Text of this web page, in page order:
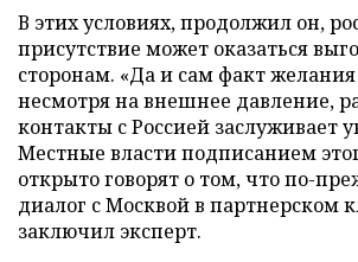
В этих условиях, продолжил он,
присутствие может оказаться
сторонам. «Да и сам факт
несмотря на внешнее давление,
контакты с Россией заслуживает
Местные власти подписанием
открыто говорят о том, что по-
диалог с Москвой в партнерском
заключил эксперт.